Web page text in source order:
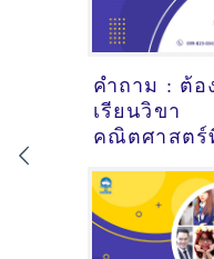
คำถาม : ต้อ
เรียนวิขา
คณิตศาสตร์
- ดูคำแนะน
พิเศษที่นี่